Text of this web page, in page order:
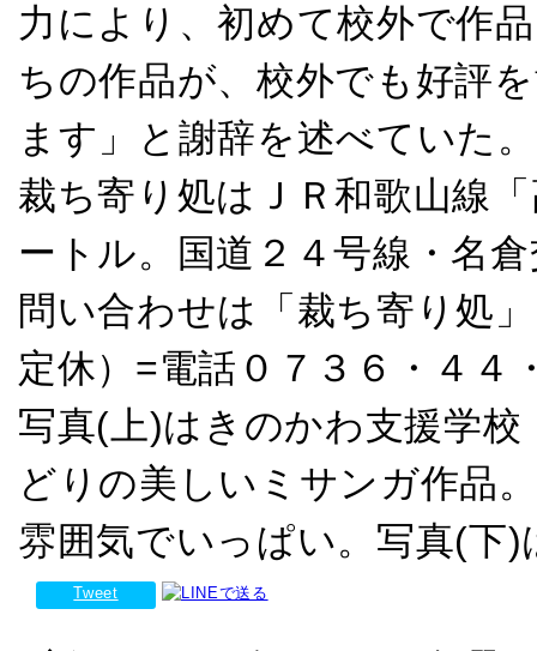
力により、初めて校外で作
ちの作品が、校外でも好評
ます」と謝辞を述べていた。
裁ち寄り処はＪＲ和歌山線
ートル。国道２４号線・名
問い合わせは「裁ち寄り処
定休）=電話０７３６・４４
写真(上)はきのかわ支援学
どりの美しいミサンガ作品
雰囲気でいっぱい。写真(下
Tweet